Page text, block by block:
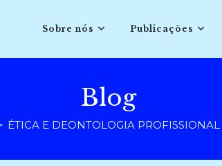
Sobre nós Publicações
Blog
ÉTICA E DEONTOLOGIA